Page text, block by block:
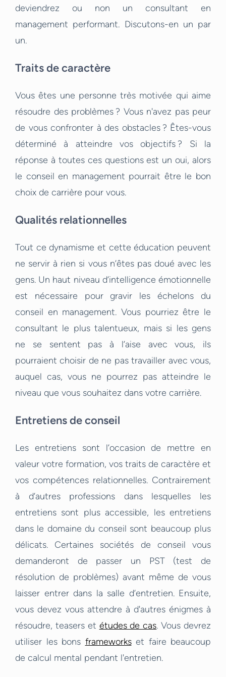
deviendrez ou non un consultant en
management performant. Discutons-en un par
un.
Traits de caractère
Vous êtes une personne très motivée qui aime
résoudre des problèmes ? Vous n'avez pas peur
de vous confronter à des obstacles ? Êtes-vous
déterminé à atteindre vos objectifs ? Si la
réponse à toutes ces questions est un oui, alors
le conseil en management pourrait être le bon
choix de carrière pour vous.
Qualités relationnelles
Tout ce dynamisme et cette éducation peuvent
ne servir à rien si vous n’êtes pas doué avec les
gens. Un haut niveau d’intelligence émotionnelle
est nécessaire pour gravir les échelons du
conseil en management. Vous pourriez être le
consultant le plus talentueux, mais si les gens
ne se sentent pas à l’aise avec vous, ils
pourraient choisir de ne pas travailler avec vous,
auquel cas, vous ne pourrez pas atteindre le
niveau que vous souhaitez dans votre carrière.
Entretiens de conseil
Les entretiens sont l’occasion de mettre en
valeur votre formation, vos traits de caractère et
vos compétences relationnelles. Contrairement
à d’autres professions dans lesquelles les
entretiens sont plus accessible, les entretiens
dans le domaine du conseil sont beaucoup plus
délicats. Certaines sociétés de conseil vous
demanderont de passer un PST (test de
résolution de problèmes) avant même de vous
laisser entrer dans la salle d’entretien. Ensuite,
vous devez vous attendre à d'autres énigmes à
résoudre, teasers et études de cas. Vous devrez
utiliser les bons frameworkset faire beaucoup
de calcul mental pendant l'entretien.